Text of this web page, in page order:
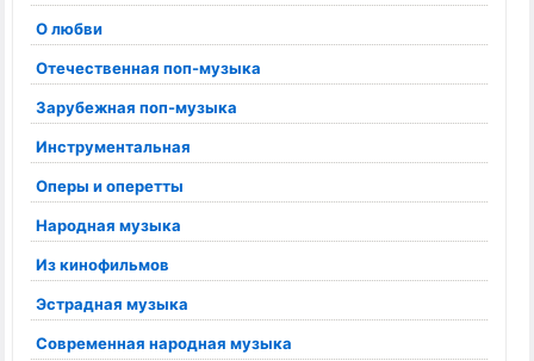
О любви
Отечественная поп-музыка
Зарубежная поп-музыка
Инструментальная
Оперы и оперетты
Народная музыка
Из кинофильмов
Эстрадная музыка
Современная народная музыка